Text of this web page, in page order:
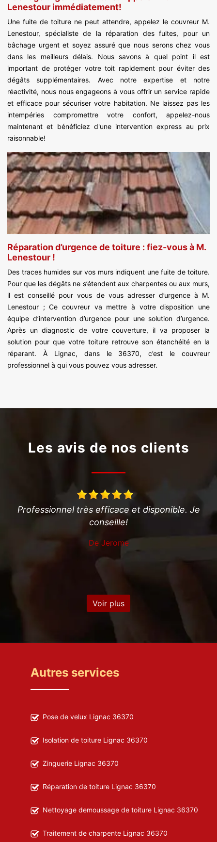
Lenestour immédiatement!
Une fuite de toiture ne peut attendre, appelez le couvreur M.
Lenestour, spécialiste de la réparation des fuites, pour un
bâchage urgent et soyez assuré que nous serons chez vous
dans les meilleurs délais. Nous savons à quel point il est
important de protéger votre toit rapidement pour éviter des
dégâts supplémentaires. Avec notre expertise et notre
réactivité, nous nous engageons à vous offrir un service rapide
et efficace pour sécuriser votre habitation. Ne laissez pas les
intempéries compromettre votre confort, appelez-nous
maintenant et bénéficiez d'une intervention express au prix
raisonnable!
Réparation d’urgence de toiture : fiez-vous à M.
Lenestour !
Des traces humides sur vos murs indiquent une fuite de toiture.
Pour que les dégâts ne s’étendent aux charpentes ou aux murs,
il est conseillé pour vous de vous adresser d’urgence à M.
Lenestour ; Ce couvreur va mettre à votre disposition une
équipe d’intervention d’urgence pour une solution d’urgence.
Après un diagnostic de votre couverture, il va proposer la
solution pour que votre toiture retrouve son étanchéité en la
réparant. À Lignac, dans le 36370, c’est le couvreur
professionnel à qui vous pouvez vous adresser.
Les avis de nos clients
Je
Artisan de bon conseil et qui a le sens du
en plus d'un travail très soigné et très
Voir plus
Autres services
Pose de velux Lignac 36370
Isolation de toiture Lignac 36370
Zinguerie Lignac 36370
Réparation de toiture Lignac 36370
Nettoyage demoussage de toiture Lignac 36370
Traitement de charpente Lignac 36370